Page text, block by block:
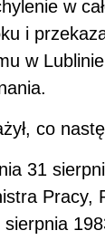
w
i
w
co
31
Pracy,